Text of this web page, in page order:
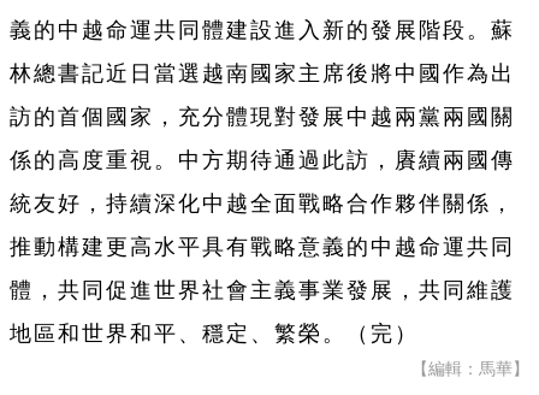
義的中越命運共同體建設進入新的發展階段。蘇
林總書記近日當選越南國家主席後將中國作為出
訪的首個國家，充分體現對發展中越兩黨兩國關
係的高度重視。中方期待通過此訪，賡續兩國傳
統友好，持續深化中越全面戰略合作夥伴關係，
推動構建更高水平具有戰略意義的中越命運共同
體，共同促進世界社會主義事業發展，共同維護
地區和世界和平、穩定、繁榮。（完）
【編輯：馬華】